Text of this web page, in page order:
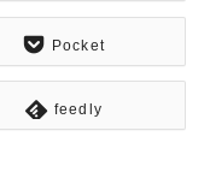
Pocket
feedly